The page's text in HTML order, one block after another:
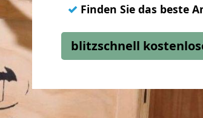
✓ Finden Sie das beste
blitzschnell